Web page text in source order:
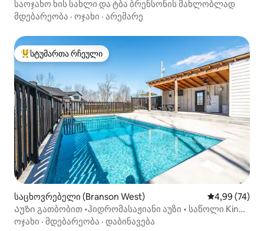
საოჯახო ხის სახლი და ტბა ბრენსონის მახლობლად
მდებარეობა · ოჯახი · არემარე
სტუმართა რჩეული მოწინავე ვარიანტი
სტუმართა რჩეული
საცხოვრებელი (Branson West) საშუალო
4,99 (74)
Აუზი გათბობით •ჰიდრომასაჟიანი აუზი • საწოლი King
Bed•SDC 10წთ•TRL 15წთ
ოჯახი · მდებარეობა · დაბინავება